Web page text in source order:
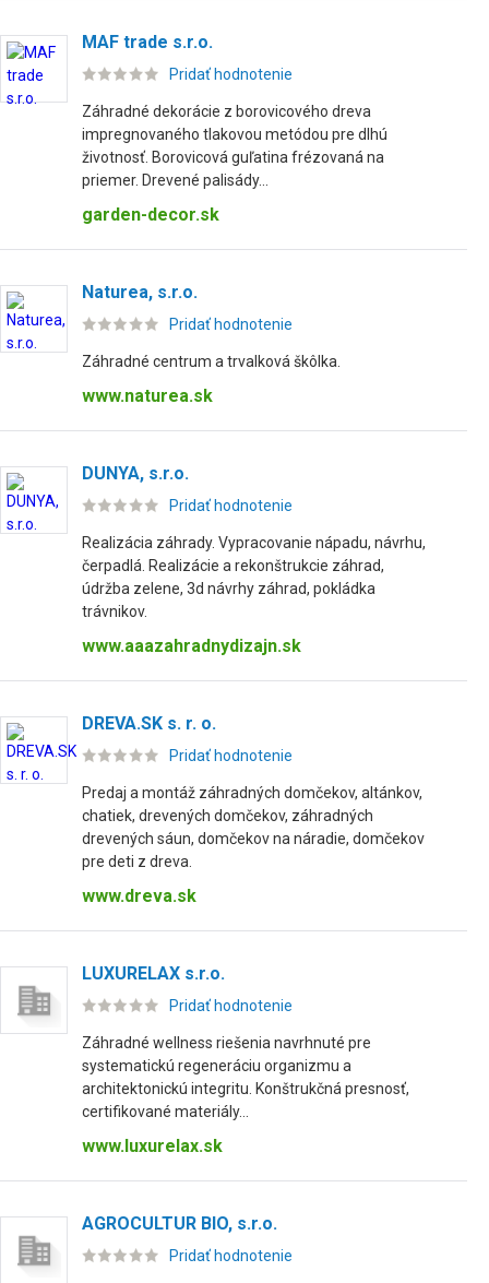
MAF trade s.r.o.
Pridať hodnotenie
Záhradné dekorácie z borovicového dreva
impregnovaného tlakovou metódou pre dlhú
životnosť. Borovicová guľatina frézovaná na
priemer. Drevené palisády...
garden-decor.sk
Naturea, s.r.o.
Pridať hodnotenie
Záhradné centrum a trvalková škôlka.
www.naturea.sk
DUNYA, s.r.o.
Pridať hodnotenie
Realizácia záhrady. Vypracovanie nápadu, návrhu,
čerpadlá. Realizácie a rekonštrukcie záhrad,
údržba zelene, 3d návrhy záhrad, pokládka
trávnikov.
www.aaazahradnydizajn.sk
DREVA.SK s. r. o.
Pridať hodnotenie
Predaj a montáž záhradných domčekov, altánkov,
chatiek, drevených domčekov, záhradných
drevených sáun, domčekov na náradie, domčekov
pre deti z dreva.
www.dreva.sk
LUXURELAX s.r.o.
Pridať hodnotenie
Záhradné wellness riešenia navrhnuté pre
systematickú regeneráciu organizmu a
architektonickú integritu. Konštrukčná presnosť,
certifikované materiály...
www.luxurelax.sk
AGROCULTUR BIO, s.r.o.
Pridať hodnotenie